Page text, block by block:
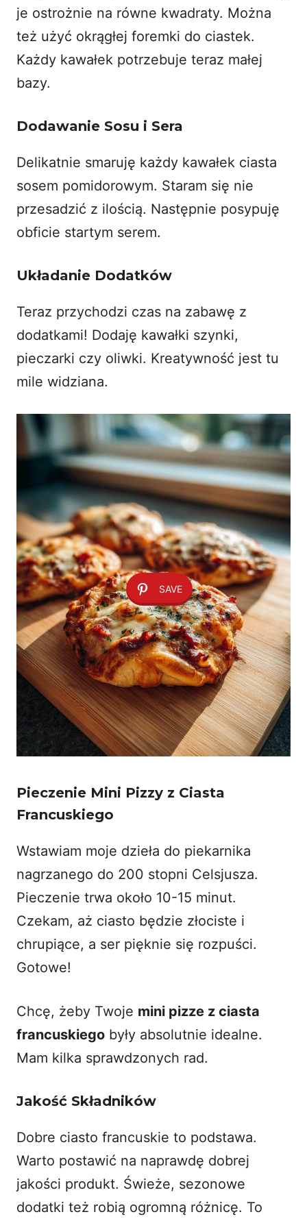
je ostrożnie na równe kwadraty. Można
też użyć okrągłej foremki do ciastek.
Każdy kawałek potrzebuje teraz małej
bazy.
Dodawanie Sosu i Sera
Delikatnie smaruję każdy kawałek ciasta
sosem pomidorowym. Staram się nie
przesadzić z ilością. Następnie posypuję
obficie startym serem.
Układanie Dodatków
Teraz przychodzi czas na zabawę z
dodatkami! Dodaję kawałki szynki,
pieczarki czy oliwki. Kreatywność jest tu
mile widziana.
SAVE
Pieczenie Mini Pizzy z Ciasta
Francuskiego
Wstawiam moje dzieła do piekarnika
nagrzanego do 200 stopni Celsjusza.
Pieczenie trwa około 10-15 minut.
Czekam, aż ciasto będzie złociste i
chrupiące, a ser pięknie się rozpuści.
Gotowe!
Chcę, żeby Twoje mini pizze z ciasta
francuskiego były absolutnie idealne.
Mam kilka sprawdzonych rad.
Jakość Składników
Dobre ciasto francuskie to podstawa.
Warto postawić na naprawdę dobrej
jakości produkt. Świeże, sezonowe
dodatki też robią ogromną różnicę. To